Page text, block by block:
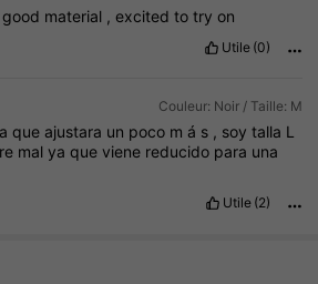
good material ,excitedtotryon
Utile (0)
Couleur: Noir / Taille: M
que ajustara un poco m á s , soytalla L
malyaqueviene reducido para una
Utile (2)